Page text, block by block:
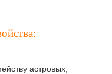
астровых,